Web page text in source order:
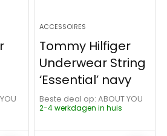
ACCESSOIRES
Tommy Hilfiger
Underwear String
‘Essential’ navy
Beste deal op:
ABOUT YOU
2-4 werkdagen in huis